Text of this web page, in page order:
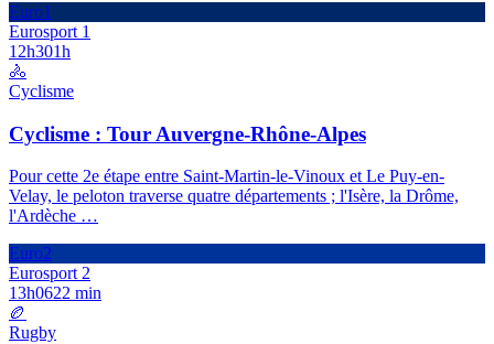
Euro1
Eurosport 1
12h301h
🚴
Cyclisme
Cyclisme : Tour Auvergne-Rhône-Alpes
Pour cette 2e étape entre Saint-Martin-le-Vinoux et Le Puy-en-
Velay, le peloton traverse quatre départements ; l'Isère, la Drôme,
l'Ardèche …
Euro2
Eurosport 2
13h0622 min
🏉
Rugby